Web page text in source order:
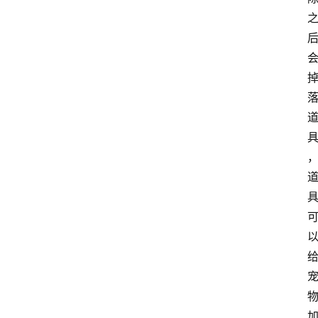
之
后
会
掉
落
道
具
，
道
具
可
以
给
宠
物